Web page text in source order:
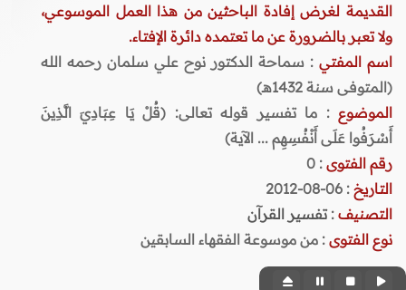
القديمة لغرض إفادة الباحثين من هذا العمل الموسوعي،
ولا تعبر بالضرورة عن ما تعتمده دائرة الإفتاء.
اسم المفتي : سماحة الدكتور نوح علي سلمان رحمه الله
(المتوفى سنة 1432هـ)
الموضوع : ما تفسير قوله تعالى: (قُلْ يَا عِبَادِيَ الَّذِينَ
أَسْرَفُوا عَلَى أَنْفُسِهِم ... الآية)
رقم الفتوى :
0
التاريخ : 06-08-2012
التصنيف :تفسير القرآن
نوع الفتوى : من موسوعة الفقهاء السابقين